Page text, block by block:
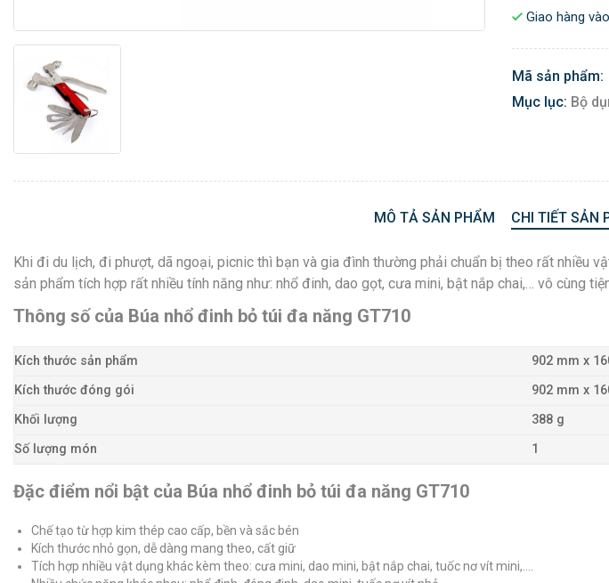
Giao hàng
Mã sản phẩm:
Mục lục: Bộ
MÔ TẢ SẢN PHẨM CHI TIẾT SẢN
Khi đi du lịch, đi phượt, dã ngoại, picnic thì bạn và gia đình thường phải chuẩn bị theo rất nhiều
sản phẩm tích hợp rất nhiều tính năng như: nhổ đinh, dao gọt, cưa mini, bật nắp chai,… vô cùng
Thông số của Búa nhổ đinh bỏ túi đa năng GT710
Kích thước sản phẩm
902 mm x
Kích thước đóng gói
902 mm x
Khối lượng
388 g
Số lượng món
1
Đặc điểm nổi bật của Búa nhổ đinh bỏ túi đa năng GT710
Chế tạo từ hợp kim thép cao cấp, bền và sắc bén
Kích thước nhỏ gọn, dễ dàng mang theo, cất giữ
Tích hợp nhiều vật dụng khác kèm theo: cưa mini, dao mini, bật nắp chai, tuốc nơ vít mini,….